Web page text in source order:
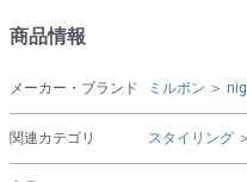
商品情報
メーカー・ブランド ミルボン ＞
関連カテゴリ スタイリング ＞